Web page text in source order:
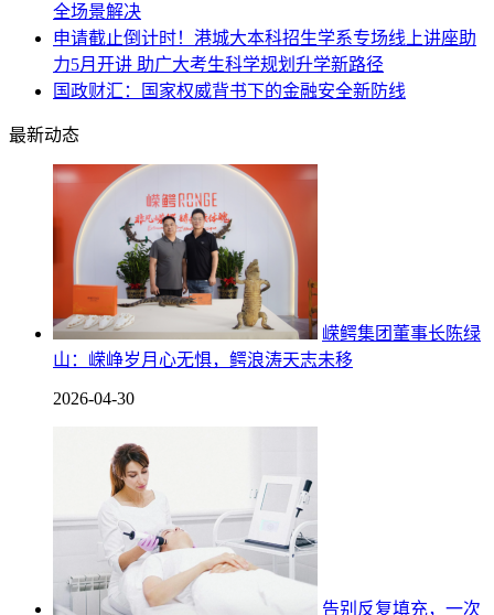
全场景解决
申请截止倒计时！港城大本科招生学系专场线上讲座助
力5月开讲 助广大考生科学规划升学新路径
国政财汇：国家权威背书下的金融安全新防线
最新动态
嵘鳄集团董事长陈绿
山：嵘峥岁月心无惧，鳄浪涛天志未移
2026-04-30
告别反复填充，一次